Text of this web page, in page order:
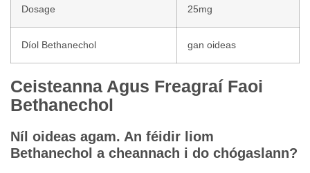
Dosage 25mg
Díol Bethanechol gan oideas
Ceisteanna Agus Freagraí Faoi
Bethanechol
Níl oideas agam. An féidir liom
Bethanechol a cheannach i do chógaslann?